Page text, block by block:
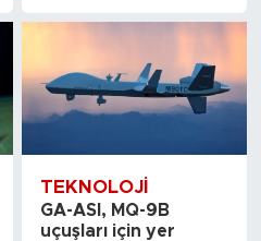
TEKNOLOJI
GA-ASI, MQ-9B
uçuşları için yer